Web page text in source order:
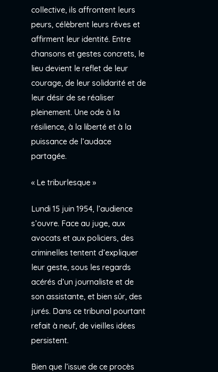
collective, ils affrontent leurs
peurs, célèbrent leurs rêves et
affirment leur identité. Entre
chansons et gestes concrets, le
lieu devient le reflet de leur
courage, de leur solidarité et de
leur désir de se réaliser
pleinement. Une ode à la
résilience, à la liberté et à la
puissance de l’audace
partagée.
« Le triburlesque »
Lundi 15 juin 1954, l’audience
s’ouvre. Face au juge, aux
avocats et aux policiers, des
criminelles tentent d’expliquer
leur geste, sous les regards
acérés d’un journaliste et de
son assistante, et bien sûr, des
jurés. Dans ce tribunal pourtant
refait à neuf, de vieilles idées
persistent.
Bien que l’issue de ce procès